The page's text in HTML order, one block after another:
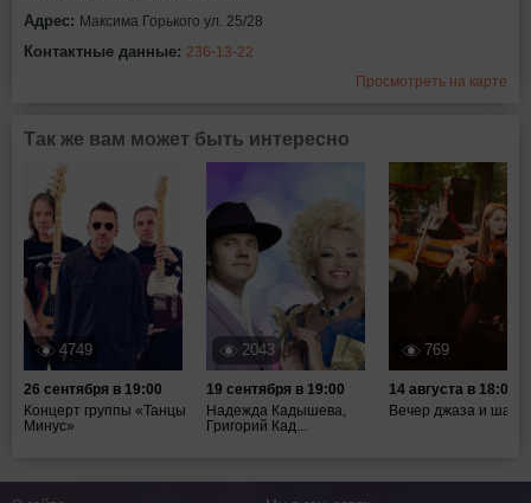
Адрес: Максима Горького ул. 25/28
Контактные данные: 236-13-22
Просмотреть на карте
Так же вам может быть интересно
4749
26 сентября в 19:00
Концерт группы «Танцы
Минус»
2043
19 сентября в 19:00
Надежда Кадышева,
Григорий Кад...
769
14 августа в 18:00
Вечер джаза и